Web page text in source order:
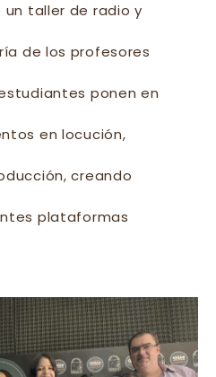
taller de radio y
de los profesores
ponen en
en locución,
creando
plataformas